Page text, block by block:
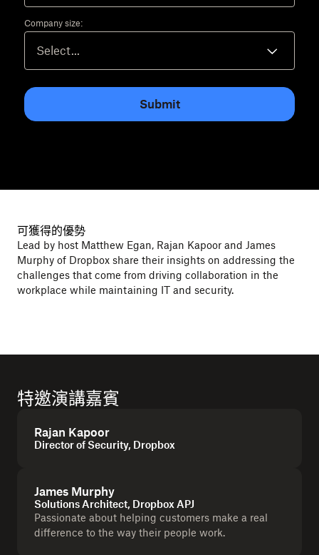
Company size:
Submit
可獲得的優勢
Lead by host Matthew Egan, Rajan Kapoor and James
Murphy of Dropbox share their insights on addressing the
challenges that come from driving collaboration in the
workplace while maintaining IT and security.
特邀演講嘉賓
Rajan Kapoor
Director of Security, Dropbox
James Murphy
Solutions Architect, Dropbox APJ
Passionate about helping customers make a real
difference to the way their people work.